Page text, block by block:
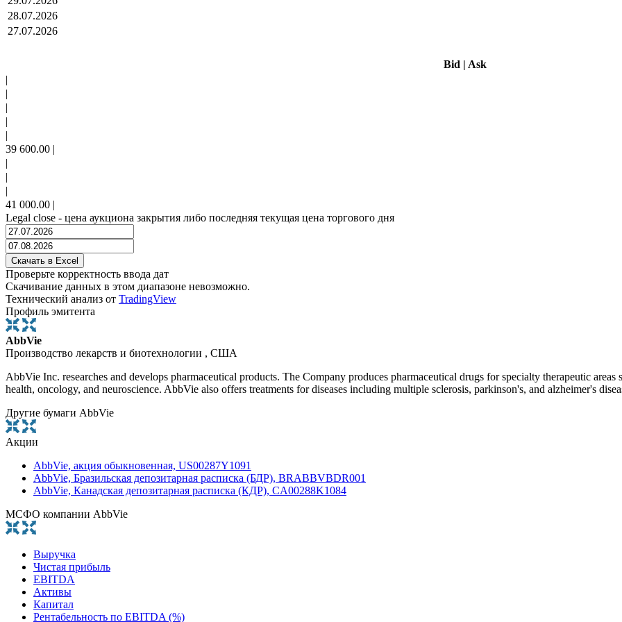
28.07.2026
27.07.2026
Bid | Ask
|
|
|
|
|
39 600.00 |
|
|
|
41 000.00 |
Legal close - цена аукциона закрытия либо последняя текущая цена торгового дня
Проверьте корректность ввода дат
Скачивание данных в этом диапазоне невозможно.
Технический анализ от TradingView
Профиль эмитента
AbbVie
Производство лекарств и биотехнологии , США
AbbVie Inc. researches and develops pharmaceutical products. The Company produces pharmaceutical drugs for specialty therapeutic
health, oncology, and neuroscience. AbbVie also offers treatments for diseases including multiple sclerosis, parkinson's, and alzheimer's
Другие бумаги AbbVie
Акции
AbbVie, акция обыкновенная, US00287Y1091
AbbVie, Бразильская депозитарная расписка (БДР), BRABBVBDR001
AbbVie, Канадская депозитарная расписка (КДР), CA00288K1084
МСФО компании AbbVie
Выручка
Чистая прибыль
EBITDA
Активы
Капитал
Рентабельность по EBITDA (%)